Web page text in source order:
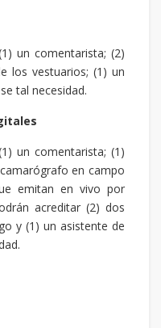
un comentarista; (2)
los vestuarios; (1) un
tal necesidad.
un comentarista; (1)
en campo
emitan en vivo por
acreditar (2) dos
y (1) un asistente de